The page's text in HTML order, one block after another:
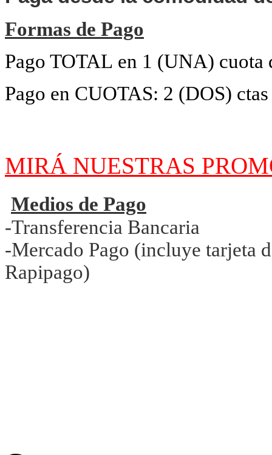
Formas de Pago
Pago TOTAL en 1 (UNA) cuota
Pago en CUOTAS: 2 (DOS)
MIRÁ NUESTRAS
Medios de Pago
-Transferencia Bancaria
-Mercado Pago (incluye tarjeta
Rapipago)